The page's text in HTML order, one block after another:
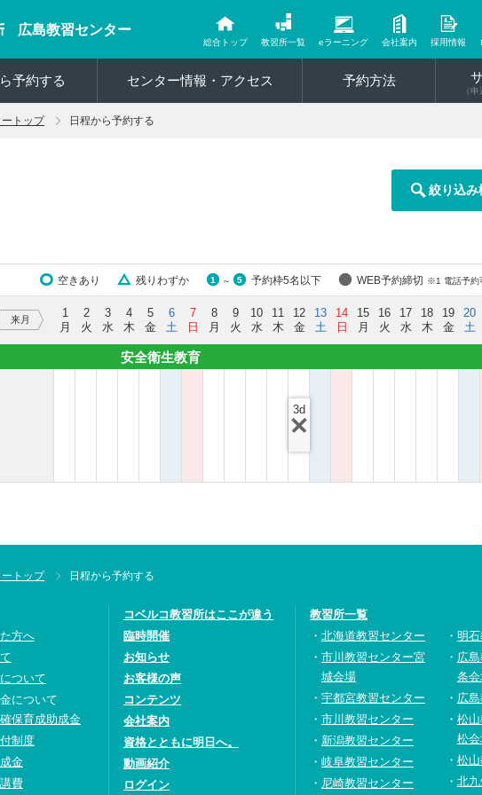
広島教習センター
総合トップ 教習所一覧 eラーニング 会社案内 採用情報
予約する センター情報・アクセス 予約方法
（
トップ 日程から予約する
絞り込み
空きあり 残りわずか 1 ～ 5 予約枠5名以下 WEB予約締切 ※1 電話予約
来月
1
月
2
火
3
水
4
木
5
金
6
土
7
日
8
月
9
火
10
水
11
木
12
金
13
土
14
日
15
月
16
火
17
水
18
木
19
金
20
土
安全衛生教育
3d
トップ 日程から予約する
方へ
ついて
について
保育成助成金
制度
金
費
コベルコ教習所はここが違う
臨時開催
お知らせ
お客様の声
コンテンツ
会社案内
資格とともに明日へ。
動画紹介
ログイン
教習所一覧
北海道教習センター
市川教習センター宮
城会場
宇都宮教習センター
市川教習センター
新潟教習センター
岐阜教習センター
尼崎教習センター
明
広
条
広
松
松
松
北